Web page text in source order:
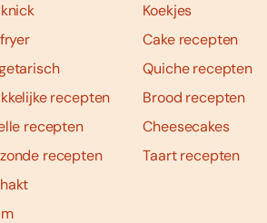
recepten
recepten
recepten
Koekjes
Cake recepten
Quiche recepten
Brood recepten
Cheesecakes
Taart recepten